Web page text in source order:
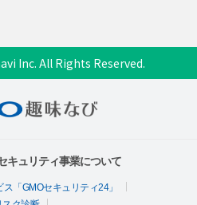
Inc. All Rights Reserved.